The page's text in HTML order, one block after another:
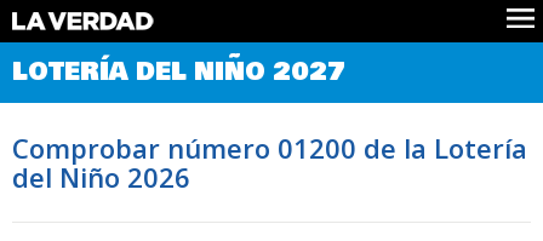
Comprobar Loteria del Niño
Premios
Noticias
Datos
Historia
LOTERÍA DEL NIÑO 2027
Comprobar número 01200 de la Lotería
del Niño 2026